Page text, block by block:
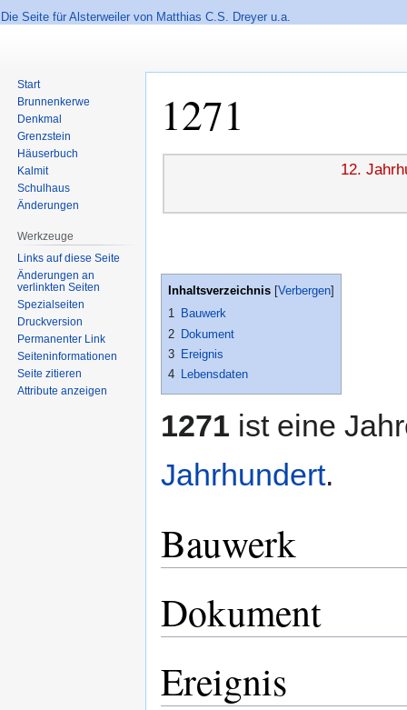
Die Seite für Alsterweiler von Matthias C.S. Dreyer u.a.
1271
12.
Inhaltsverzeichnis
1 Bauwerk
2 Dokument
3 Ereignis
4 Lebensdaten
1271 ist eine
Jahrhundert.
Bauwerk
Dokument
Ereignis
Start
Brunnenkerwe
Denkmal
Grenzstein
Häuserbuch
Kalmit
Schulhaus
Änderungen
Werkzeuge
Links auf diese Seite
Änderungen an
verlinkten Seiten
Spezialseiten
Druckversion
Permanenter Link
Seiten­informationen
Seite zitieren
Attribute anzeigen